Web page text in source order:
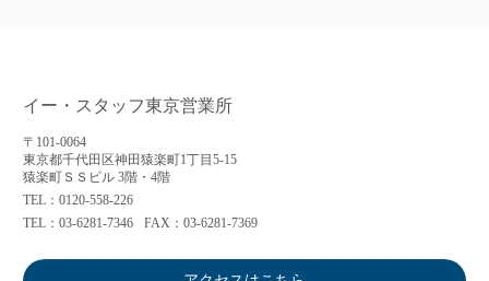
イー・スタッフ東京営業所
〒101-0064
東京都千代田区神田猿楽町1丁目5-15
猿楽町ＳＳビル 3階・4階
TEL：0120-558-226
TEL：03-6281-7346
FAX：03-6281-7369